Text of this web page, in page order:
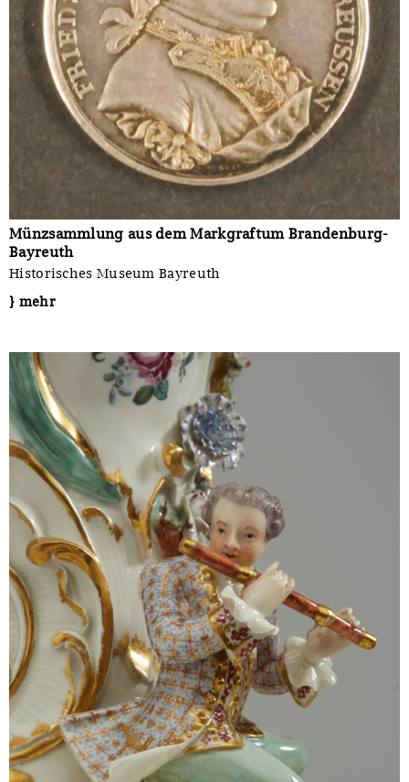
Münzsammlung aus dem Markgraftum Brandenburg-
Bayreuth
Historisches Museum Bayreuth
} mehr